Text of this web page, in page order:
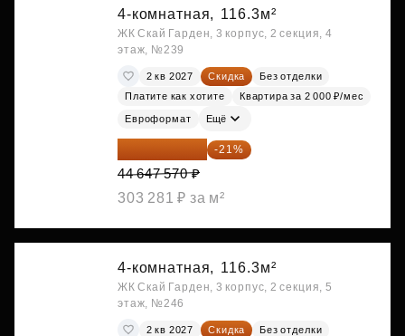
4-комнатная, 116.3м²
ЖК Скай Гарден, 3 корпус, 2 секция, 4
этаж, №239
2 кв 2027 Скидка
Без отделки
Платите как хотите
Квартира за 2 000 ₽/мес
Евроформат Ещё
35 271 580 ₽ -21%
44 647 570 ₽
303 281 ₽ за м²
4-комнатная, 116.3м²
ЖК Скай Гарден, 3 корпус, 2 секция, 5
этаж, №246
2 кв 2027 Скидка
Без отделки